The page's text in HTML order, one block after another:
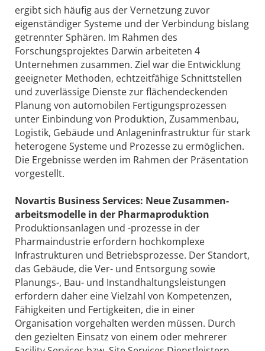
ergibt sich häufig aus der Vernetzung zuvor
eigenständiger Systeme und der Verbindung bislang
getrennter Sphären. Im Rahmen des
Forschungsprojektes Darwin arbeiteten 4
Unternehmen zusammen. Ziel war die Entwicklung
geeigneter Methoden, echtzeitfähige Schnittstellen
und zuverlässige Dienste zur flächendeckenden
Planung von automobilen Fertigungsprozessen
unter Einbindung von Produktion, Zusammenbau,
Logistik, Gebäude und Anlageninfrastruktur für stark
heterogene Systeme und Prozesse zu ermöglichen.
Die Ergebnisse werden im Rahmen der Präsentation
vorgestellt.
Novartis Business Services: Neue Zusammen­
arbeitsmodelle in der Pharmaproduktion
Produktionsanlagen und -prozesse in der
Pharmaindustrie erfordern hochkomplexe
Infrastrukturen und Betriebsprozesse. Der Standort,
das Gebäude, die Ver- und Entsorgung sowie
Planungs-, Bau- und Instandhaltungsleistungen
erfordern daher eine Vielzahl von Kompetenzen,
Fähigkeiten und Fertigkeiten, die in einer
Organisation vorgehalten werden müssen. Durch
den gezielten Einsatz von einem oder mehrerer